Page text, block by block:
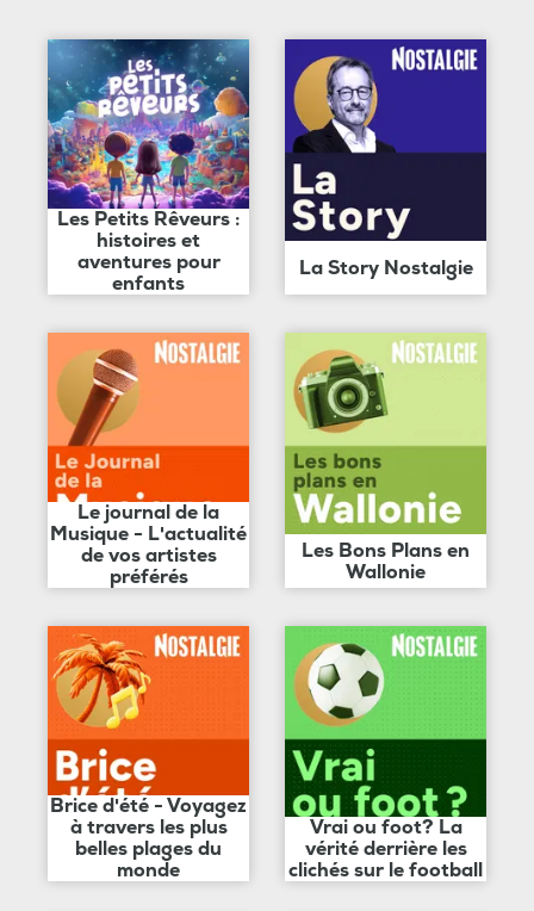
Les Petits Rêveurs :
histoires et
aventures pour
enfants
La Story Nostalgie
Le journal de la
Musique - L'actualité
de vos artistes
préférés
Les Bons Plans en
Wallonie
Brice d'été - Voyagez
à travers les plus
belles plages du
monde
Vrai ou foot? La
vérité derrière les
clichés sur le football